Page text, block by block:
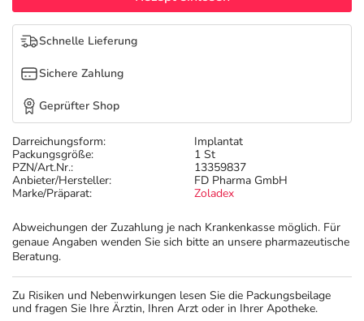
Tierapotheke
Vitamine & Mineralstoffe
Marken
Salus Deals
Darreichungsform:
Implantat
Packungsgröße:
1 St
PZN/Art.Nr.:
13359837
Anbieter/Hersteller:
FD Pharma GmbH
Marke/Präparat:
Zoladex
Abweichungen der Zuzahlung je nach Krankenkasse möglich. Für
genaue Angaben wenden Sie sich bitte an unsere pharmazeutische
Beratung.
Schnelle Lieferung
Sichere Zahlung
Geprüfter Shop
Zu Risiken und Nebenwirkungen lesen Sie die Packungsbeilage
und fragen Sie Ihre Ärztin, Ihren Arzt oder in Ihrer Apotheke.